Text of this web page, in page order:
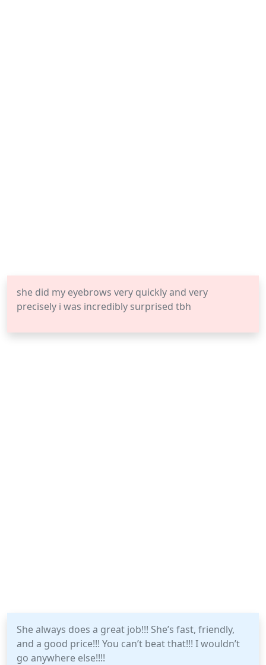
she did my eyebrows very quickly and very
precisely i was incredibly surprised tbh
She always does a great job!!! She’s fast, friendly,
and a good price!!! You can’t beat that!!! I wouldn’t
go anywhere else!!!!